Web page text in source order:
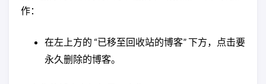
作：
在左上方的 “已移至回收站的博客” 下方，点击要
永久删除的博客。